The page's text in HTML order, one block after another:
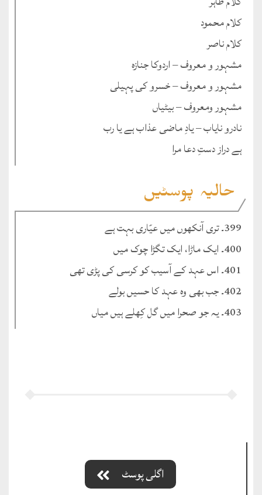
کلام محمود
کلام ناصر
مشہور و معروف – اردوکا جنازہ
مشہور و معروف – خسرو کی پہیلی
مشہور ومعروف – بیٹیاں
نادرو نایاب – یادِ ماضی عذاب ہے یا رب
ہے دراز دستِ دعا مرا
حالیہ پوسٹیں
399۔ تری آنکھوں میں عیّاری بہت ہے
400۔ ایک ماڑا، ایک تگڑا چوک میں
401۔ اس عہد کے آسیب کو کرسی کی پڑی تھی
402۔ جب بھی وہ عہد کا حسیں بولے
403۔ یہ جو صحرا میں گل کِھلے ہیں میاں
اگلی پوسٹ